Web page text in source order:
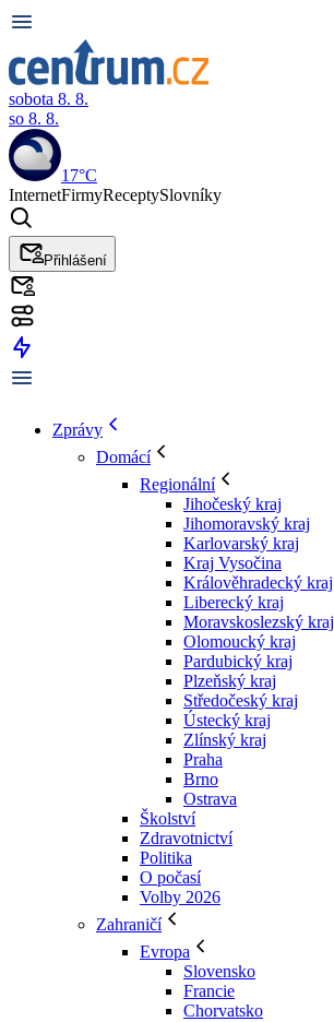
sobota 8. 8.
so 8. 8.
17°C
InternetFirmyReceptySlovníky
Přihlášení
Zprávy
Domácí
Regionální
Jihočeský kraj
Jihomoravský kraj
Karlovarský kraj
Kraj Vysočina
Králověhradecký kraj
Liberecký kraj
Moravskoslezský kraj
Olomoucký kraj
Pardubický kraj
Plzeňský kraj
Středočeský kraj
Ústecký kraj
Zlínský kraj
Praha
Brno
Ostrava
Školství
Zdravotnictví
Politika
O počasí
Volby 2026
Zahraničí
Evropa
Slovensko
Francie
Chorvatsko